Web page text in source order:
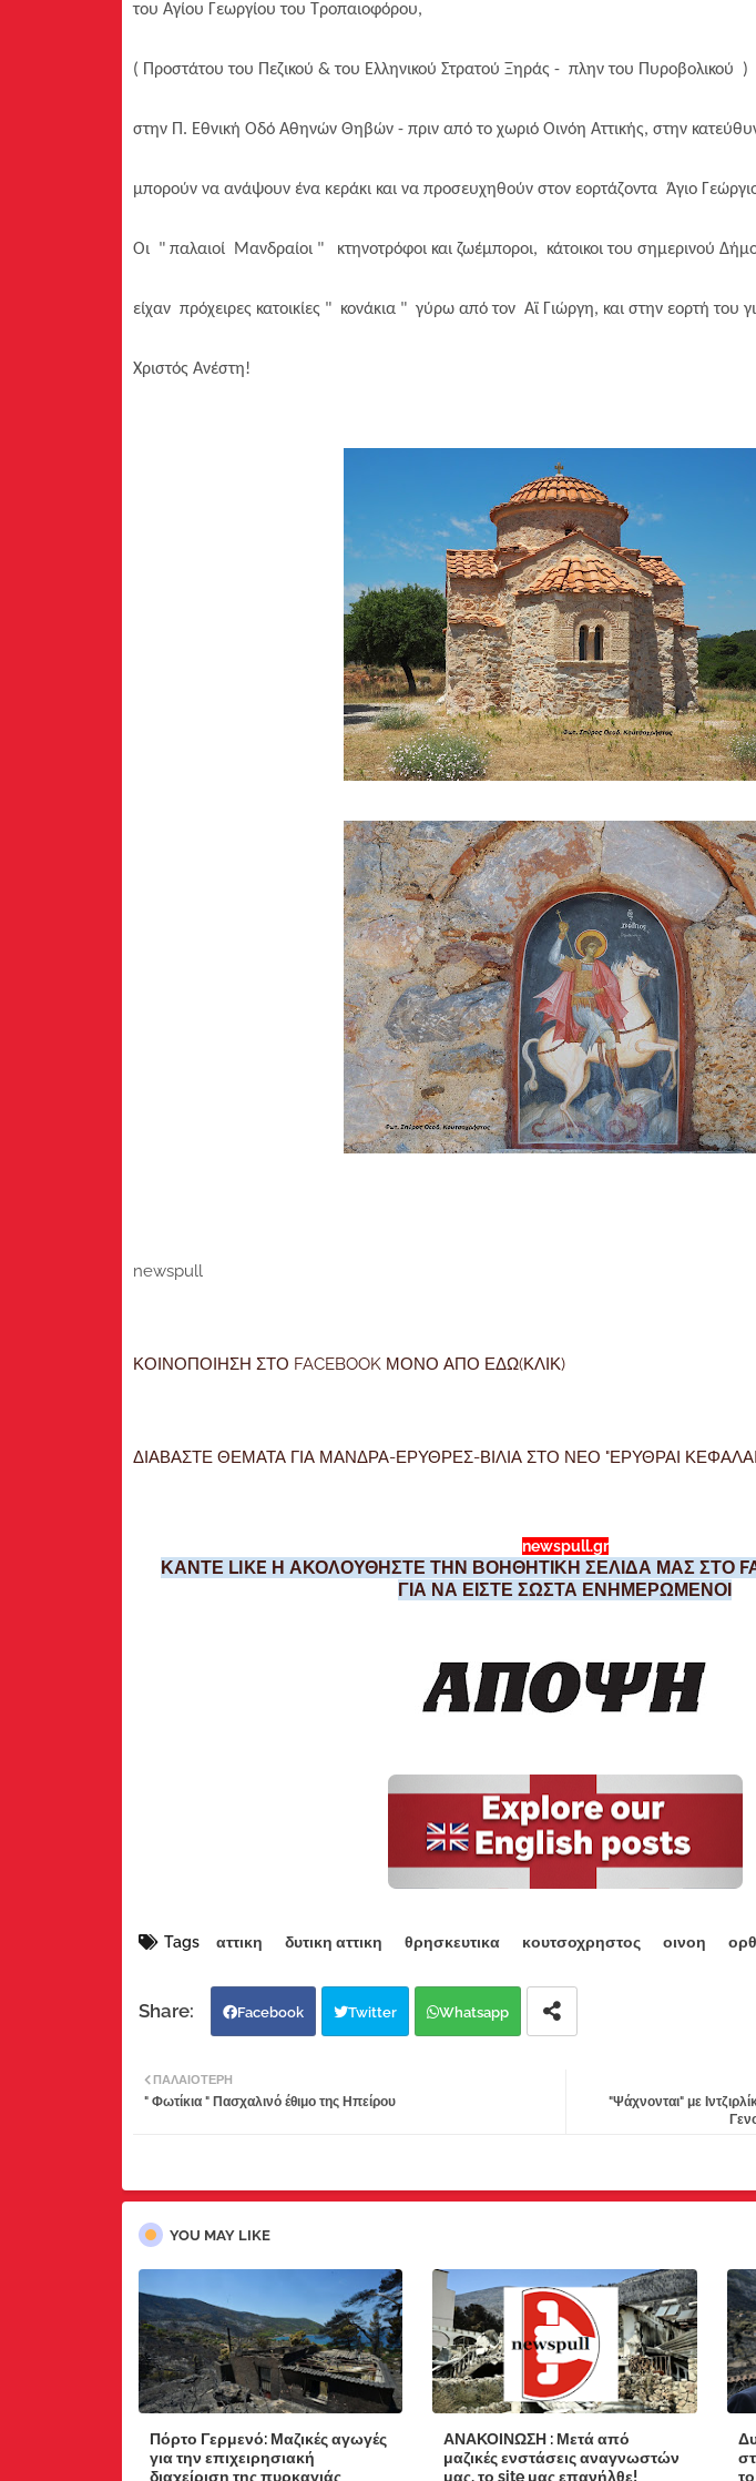
του Αγίου Γεωργίου του Τροπαιοφόρου,
( Προστάτου του Πεζικού & του Ελληνικού Στρατού Ξηράς - πλην του Πυροβολικού )
στην Π. Εθνική Οδό Αθηνών Θηβών - πριν από το χωριό Οινόη Αττικής, στην
μπορούν να ανάψουν ένα κεράκι και να προσευχηθούν στον εορτάζοντα Άγιο
Οι " παλαιοί Μανδραίοι " κτηνοτρόφοι και ζωέμποροι, κάτοικοι του σημερινού
είχαν πρόχειρες κατοικίες " κονάκια " γύρω από τον Αϊ Γιώργη, και στην εορτή του
Χριστός Ανέστη!
newspull
ΚΟΙΝΟΠΟΙΗΣΗ ΣΤΟ FACEBOOK ΜΟΝΟ ΑΠΟ ΕΔΩ(ΚΛΙΚ)
ΔΙΑΒΑΣΤΕ ΘΕΜΑΤΑ ΓΙΑ ΜΑΝΔΡΑ-ΕΡΥΘΡΕΣ-ΒΙΛΙΑ ΣΤΟ ΝΕΟ "ΕΡΥΘΡΑΙ
newspull.gr
ΚΑΝΤΕ LIKE Η ΑΚΟΛΟΥΘΗΣΤΕ ΤΗΝ ΒΟΗΘΗΤΙΚΗ ΣΕΛΙΔΑ ΜΑΣ ΣΤΟ
ΓΙΑ ΝΑ ΕΙΣΤΕ ΣΩΣΤΑ ΕΝΗΜΕΡΩΜΕΝΟΙ
Tags αττικη δυτικη αττικη θρησκευτικα κουτσοχρηστος οινοη
Facebook Twitter Whatsapp
"Ψάχνονται" με
ΠΑΛΑΙΌΤΕΡΗ
" Φωτίκια " Πασχαλινό έθιμο της Ηπείρου
YOU MAY LIKE
Πόρτο Γερμενό: Μαζικές αγωγές
για την επιχειρησιακή
διαχείριση της πυρκαγιάς
ΑΝΑΚΟΙΝΩΣΗ : Μετά από
μαζικές ενστάσεις αναγνωστών
μας, το site μας επανήλθε!